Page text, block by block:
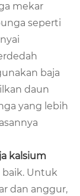
mekar
seperti
baja
daun
yang lebih
kalsium
baik. Untuk
dan anggur,